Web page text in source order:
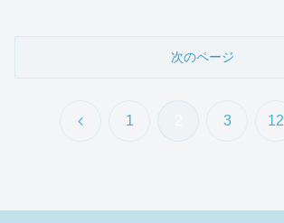
次のページ
前 1 3 12